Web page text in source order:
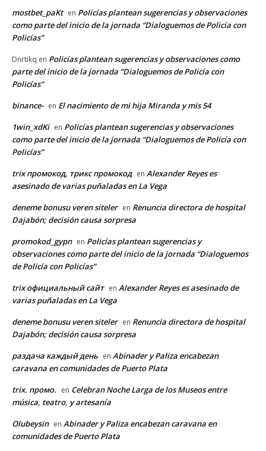
mostbet_paKt en Policías plantean sugerencias y observaciones
como parte del inicio de la jornada “Dialoguemos de Policía con
Policías”
Dnrtikq en Policías plantean sugerencias y observaciones como
parte del inicio de la jornada “Dialoguemos de Policía con
Policías”
binance- en El nacimiento de mi hija Miranda y mis 54
1win_xdKi en Policías plantean sugerencias y observaciones
como parte del inicio de la jornada “Dialoguemos de Policía con
Policías”
trix промокод, трикс промокод en Alexander Reyes es
asesinado de varias puñaladas en La Vega
deneme bonusu veren siteler en Renuncia directora de hospital
Dajabón; decisión causa sorpresa
promokod_gypn en Policías plantean sugerencias y
observaciones como parte del inicio de la jornada “Dialoguemos
de Policía con Policías”
trix официальный сайт en Alexander Reyes es asesinado de
varias puñaladas en La Vega
deneme bonusu veren siteler en Renuncia directora de hospital
Dajabón; decisión causa sorpresa
раздача каждый день en Abinader y Paliza encabezan
caravana en comunidades de Puerto Plata
trix. промо. en Celebran Noche Larga de los Museos entre
música, teatro, y artesanía
Olubeysin en Abinader y Paliza encabezan caravana en
comunidades de Puerto Plata